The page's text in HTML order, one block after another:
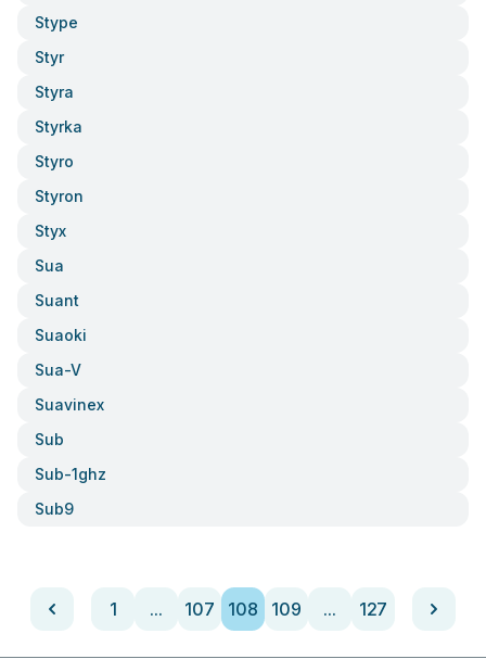
Stype
Styr
Styra
Styrka
Styro
Styron
Styx
Sua
Suant
Suaoki
Sua-V
Suavinex
Sub
Sub-1ghz
Sub9
1 ... 107 108 109 ... 127